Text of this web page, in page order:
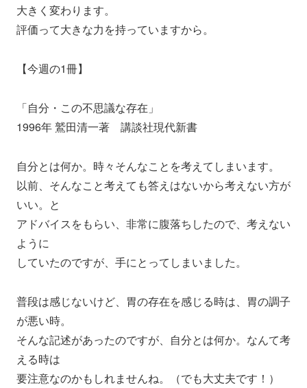
大きく変わります。
評価って大きな力を持っていますから。
【今週の1冊】
「自分・この不思議な存在」
1996年 鷲田清一著 講談社現代新書
自分とは何か。時々そんなことを考えてしまいます。
以前、そんなこと考えても答えはないから考えない方が
いい。と
アドバイスをもらい、非常に腹落ちしたので、考えない
ように
していたのですが、手にとってしまいました。
普段は感じないけど、胃の存在を感じる時は、胃の調子
が悪い時。
そんな記述があったのですが、自分とは何か。なんて考
える時は
要注意なのかもしれませんね。（でも大丈夫です！）